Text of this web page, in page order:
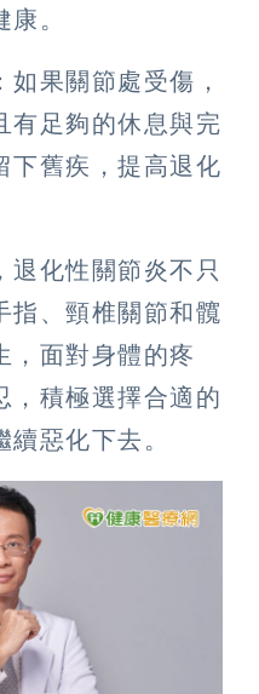
。
果關節處受傷，
有足夠的休息與完
下舊疾，提高退化
退化性關節炎不只
指、頸椎關節和髖
，面對身體的疼
，積極選擇合適的
惡化下去。